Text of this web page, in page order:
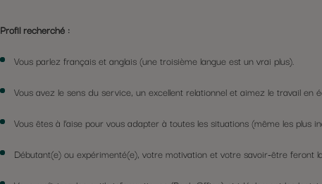
Profil recherché :
Vous parlez français et anglais (une troisième langue est un vrai plus).
Vous avez le sens du service, un excellent relationnel et aimez le travail en
Vous êtes à l’aise pour vous adapter à toutes les situations (même les plus
Débutant(e) ou expérimenté(e), votre motivation et votre savoir-être feront